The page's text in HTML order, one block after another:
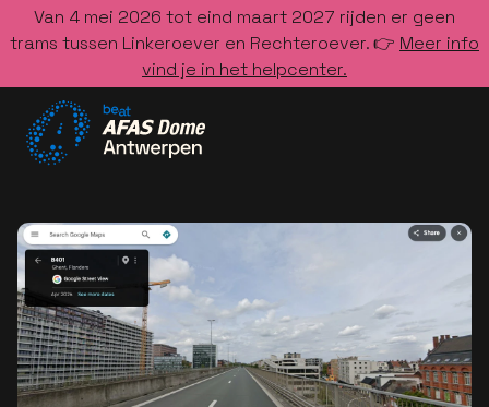
Van 4 mei 2026 tot eind maart 2027 rijden er geen
trams tussen Linkeroever en Rechteroever. 👉 Meer info
vind je in het helpcenter.